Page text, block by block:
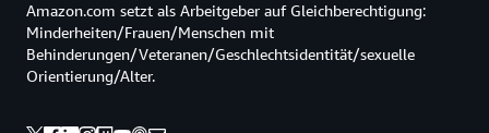
Amazon.com setzt als Arbeitgeber auf Gleichberechtigung:
Minderheiten/Frauen/Menschen mit
Behinderungen/Veteranen/Geschlechtsidentität/sexuelle
Orientierung/Alter.